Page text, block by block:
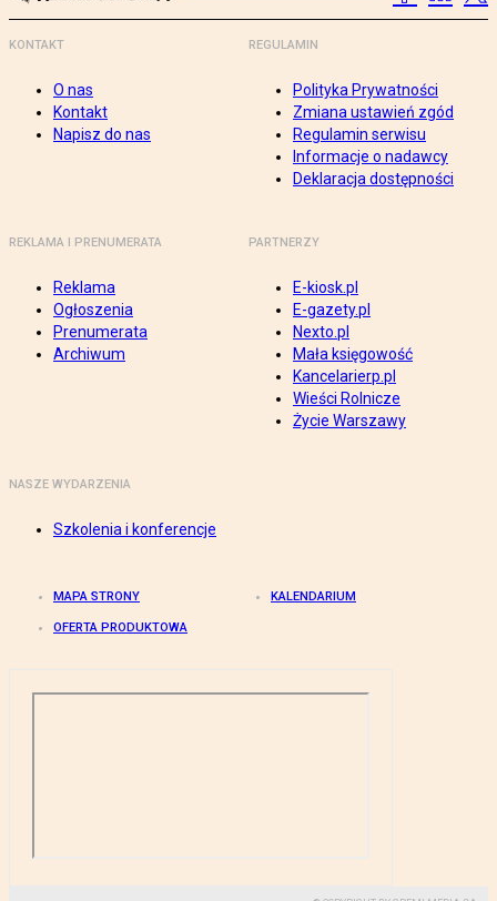
KONTAKT
O nas
Kontakt
Napisz do nas
REGULAMIN
Polityka Prywatności
Zmiana ustawień zgód
Regulamin serwisu
Informacje o nadawcy
Deklaracja dostępności
REKLAMA I PRENUMERATA
Reklama
Ogłoszenia
Prenumerata
Archiwum
PARTNERZY
E-kiosk.pl
E-gazety.pl
Nexto.pl
Mała księgowość
Kancelarierp.pl
Wieści Rolnicze
Życie Warszawy
NASZE WYDARZENIA
Szkolenia i konferencje
MAPA STRONY KALENDARIUM
OFERTA PRODUKTOWA